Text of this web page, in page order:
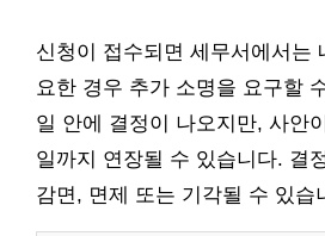
신청이 접수되면 세무서에서는
요한 경우 추가 소명을 요구할
일 안에 결정이 나오지만, 사안
일까지 연장될 수 있습니다. 결
감면, 면제 또는 기각될 수 있습